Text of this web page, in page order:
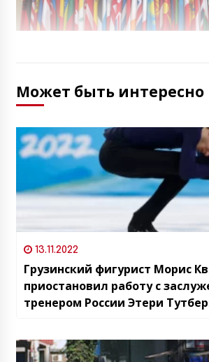
Может быть интересно
13.11.2022
Грузинский фигурист Морис
приостановил работу с
тренером России Этери